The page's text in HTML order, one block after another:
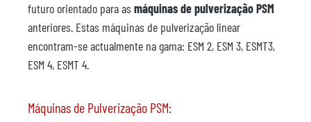
futuro orientado para asmáquinas de pulverização PSM
anteriores. Estas máquinas de pulverização linear
encontram-se actualmente na gama: ESM 2, ESM 3, ESMT3,
ESM 4, ESMT 4.
Máquinas de Pulverização PSM: